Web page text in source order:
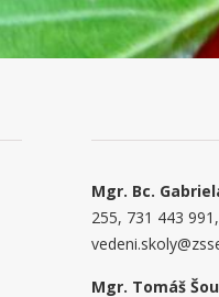
Mgr. Bc.
255, 731 443
Mgr. Tomáš